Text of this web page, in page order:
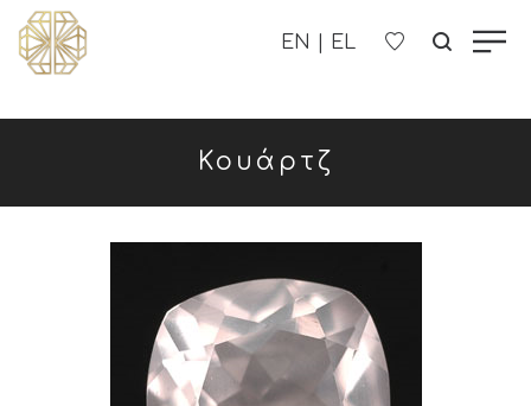
ΕΠΙΚΟΙΝΩΝΊΑ
Κουάρτζ